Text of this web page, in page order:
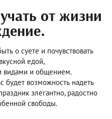
от жизни
о суете и почувствовать
едой,
видами и общением.
будет возможность надеть
элегантно, радостно
свободы.